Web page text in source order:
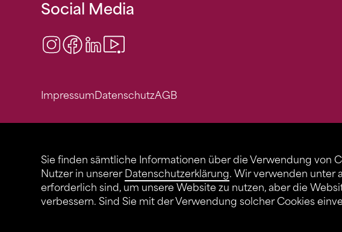
Sie finden sämtliche Informationen über die Verwendung von
Nutzer in unserer Datenschutzerklärung. Wir verwenden unter
erforderlich sind, um unsere Website zu nutzen, aber die
verbessern. Sind Sie mit der Verwendung solcher Cookies
Social Media
Instagram
Facebook
LinkedIn
ImpressumDatenschutzAGB